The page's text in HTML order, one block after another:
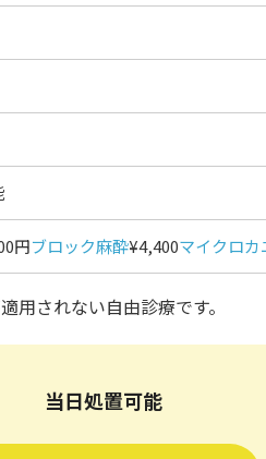
円ブロック麻酔¥4,400マイクロカ
用されない自由診療です。
当日処置可能